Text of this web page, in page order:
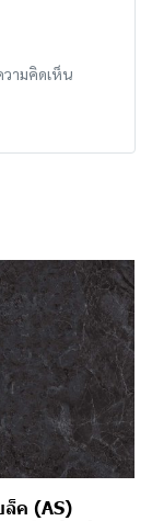
ามคิดเห็น
ล็ค (AS)